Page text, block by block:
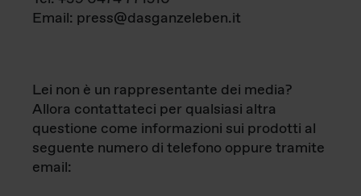
Email: press@dasganzeleben.it
Lei non è un rappresentante dei media?
Allora contattateci per qualsiasi altra
questione come informazioni sui prodotti al
seguente numero di telefono oppure tramite
email: